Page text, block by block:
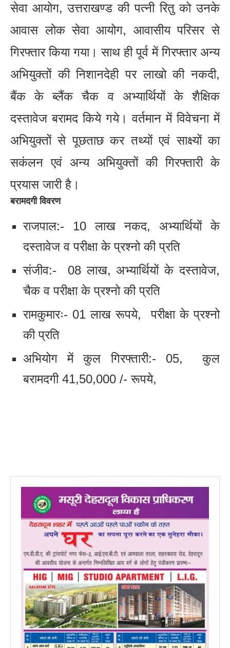
सेवा आयोग, उत्तराखण्ड की पत्नी रितु को उनके
आवास लोक सेवा आयोग, आवासीय परिसर से
गिरफ्तार किया गया। साथ ही पूर्व में गिरफ्तार अन्य
अभियुक्तों की निशानदेही पर लाखो की नकदी,
बैंक के ब्लैंक चैक व अभ्यार्थियों के शैक्षिक
दस्तावेज बरामद किये गये। वर्तमान में विवेचना में
अभियुक्तों से पूछताछ कर तथ्यों एवं साक्ष्यों का
सकंलन एवं अन्य अभियुक्तों की गिरफ्तारी के
प्रयास जारी है।
बरामदगी विवरण
राजपाल:- 10 लाख नकद, अभ्यार्थियों के
दस्तावेज व परीक्षा के प्रश्नो की प्रति
संजीव:- 08 लाख, अभ्यार्थियों के दस्तावेज,
चैक व परीक्षा के प्रश्नो की प्रति
रामकुमारः- 01 लाख रूपये, परीक्षा के प्रश्नो
की प्रति
अभियोग में कुल गिरफ्तारी:- 05, कुल
बरामदगी 41,50,000 /- रूपये,